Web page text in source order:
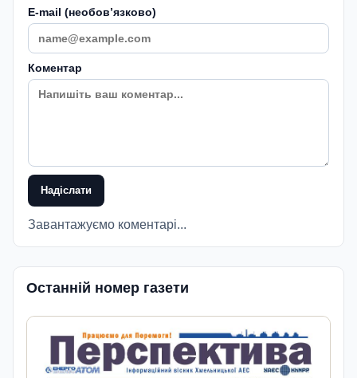
E-mail (необовʼязково)
Коментар
Надіслати
Завантажуємо коментарі...
Останній номер газети